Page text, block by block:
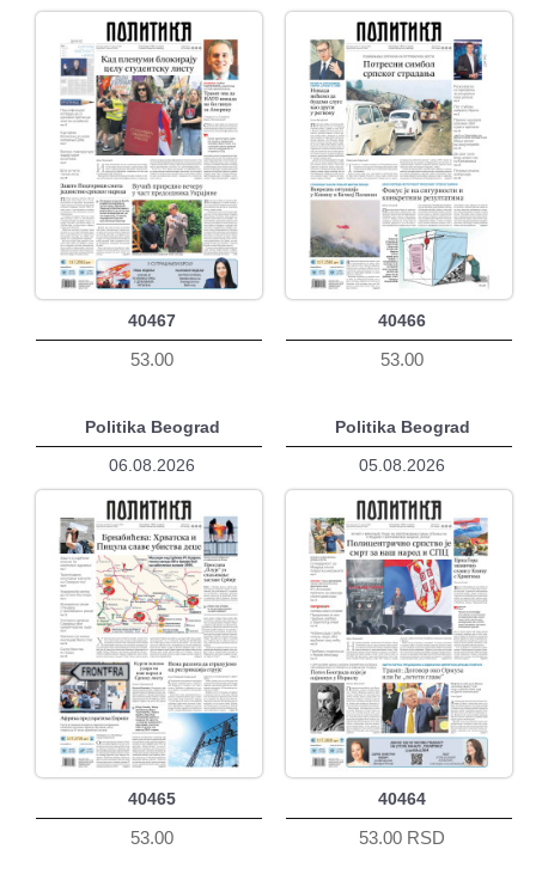
40467
53.00
40466
53.00
Politika Beograd
06.08.2026
40465
53.00
Politika Beograd
05.08.2026
40464
53.00 RSD